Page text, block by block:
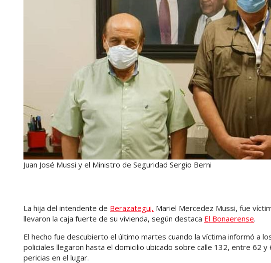
Juan José Mussi y el Ministro de Seguridad Sergio Berni
La hija del intendente de Berazategui, Mariel Mercedez Mussi, fue
llevaron la caja fuerte de su vivienda, según destaca El Bonaerense.
El hecho fue descubierto el último martes cuando la víctima informó a
policiales llegaron hasta el domicilio ubicado sobre calle 132, entre 62
pericias en el lugar.